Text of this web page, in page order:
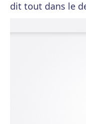
dit tout dans le